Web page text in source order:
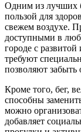
Одним из лучших
пользой для
свежем воздухе.
доступными в
городе с
требуют
позволяют забыть
Кроме того, бег,
способны
можно
добавляет